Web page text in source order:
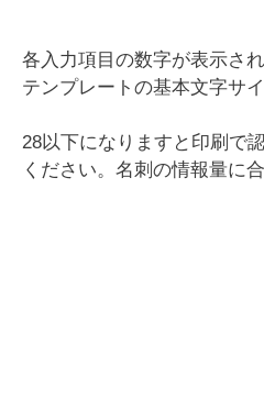
各入力項目の数字が表示され
テンプレートの基本文字サ
28以下になりますと印刷で
ください。名刺の情報量に